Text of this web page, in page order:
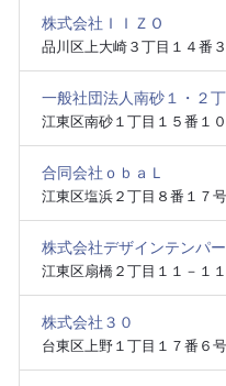
株式会社ＩＩＺＯ
品川区上大崎３丁目１４番
一般社団法人南砂１・２
江東区南砂１丁目１５番１
合同会社ｏｂａＬ
江東区塩浜２丁目８番１７号
株式会社デザインテンパ
江東区扇橋２丁目１１－１１
株式会社３０
台東区上野１丁目１７番６